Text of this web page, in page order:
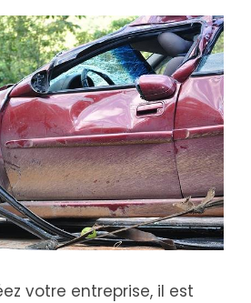
votre entreprise, il est